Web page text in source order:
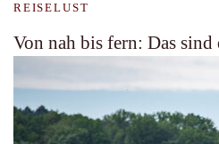
REISELUST
Von nah bis fern: Das sind